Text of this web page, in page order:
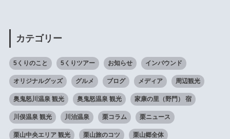
カテゴリー
5くりのこと 5くりツアー お知らせ インバウンド
オリジナルグッズ グルメ ブログ メディア 周辺観光
奥鬼怒川温泉 観光 奥鬼怒温泉 観光 家康の里（野門） 宿
川俣温泉 観光 川治温泉 栗コラム 栗ニュース
栗山中央エリア 観光 栗山旅のコツ 栗山郷全体